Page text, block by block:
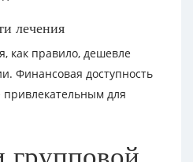
лечения
как правило, дешевле
Финансовая доступность
привлекательным для